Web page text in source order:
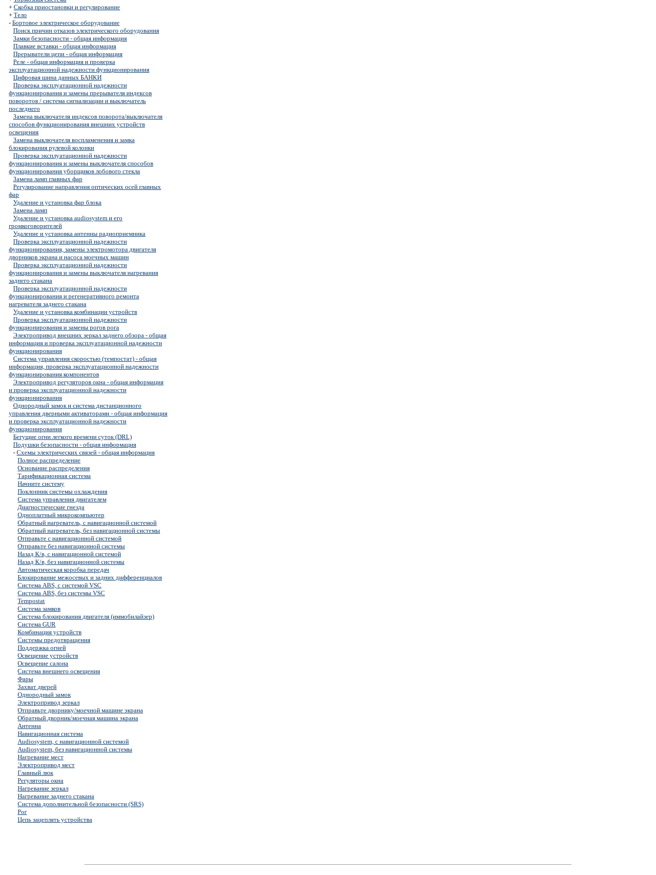
+ Скобка приостановки и регулирование
+ Тело
- Бортовое электрическое оборудование
Поиск причин отказов электрического оборудования
Замки безопасности - общая информация
Плавкие вставки - общая информация
Прерыватели цепи - общая информация
Реле - общая информация и проверка
эксплуатационной надежности функционирования
Цифровая шина данных БАНКИ
Проверка эксплуатационной надежности
функционирования и замены прерывателя индексов
поворотов / система сигнализации и выключатель
последнего
Замена выключателя индексов поворота/выключателя
способов функционирования внешних устройств
освещения
Замена выключателя воспламенения и замка
блокирования рулевой колонки
Проверка эксплуатационной надежности
функционирования и замены выключателя способов
функционирования уборщиков лобового стекла
Замена ламп главных фар
Регулирование направления оптических осей главных
фар
Удаление и установка фар блока
Замена ламп
Удаление и установка audiosystem и его
громкоговорителей
Удаление и установка антенны радиоприемника
Проверка эксплуатационной надежности
функционирования, замены электромотора двигателя
дворников экрана и насоса моечных машин
Проверка эксплуатационной надежности
функционирования и замены выключателя нагревания
заднего стакана
Проверка эксплуатационной надежности
функционирования и регенеративного ремонта
нагревателя заднего стакана
Удаление и установка комбинации устройств
Проверка эксплуатационной надежности
функционирования и замены рогов рога
Электропривод внешних зеркал заднего обзора - общая
информация и проверка эксплуатационной надежности
функционирования
Система управления скоростью (темпостат) - общая
информация, проверка эксплуатационной надежности
функционирования компонентов
Электропривод регуляторов окна - общая информация
и проверка эксплуатационной надежности
функционирования
Однородный замок и система дистанционного
управления дверными активаторами - общая информация
и проверка эксплуатационной надежности
функционирования
Бегущие огни легкого времени суток (DRL)
Подушки безопасности - общая информация
- Схемы электрических связей - общая информация
Полное распределение
Основание распределения
Тарификационная система
Начните систему
Поклонник системы охлаждения
Система управления двигателем
Диагностические гнезда
Одноплатный микрокомпьютер
Обратный нагреватель, с навигационной системой
Обратный нагреватель, без навигационной системы
Отправьте с навигационной системой
Отправьте без навигационной системы
Назад К/в, с навигационной системой
Назад К/в, без навигационной системы
Автоматическая коробка передач
Блокирование межосевых и задних дифференциалов
Система ABS, с системой VSC
Система ABS, без системы VSC
Tempostat
Система замков
Система блокирования двигателя (иммобилайзер)
Система GUR
Комбинация устройств
Системы предотвращения
Поддержка огней
Освещение устройств
Освещение салона
Система внешнего освещения
Фары
Захват дверей
Однородный замок
Электропривод зеркал
Отправьте дворнику/моечной машине экрана
Обратный дворник/моечная машина экрана
Антенна
Навигационная система
Audiosystem, с навигационной системой
Audiosystem, без навигационной системы
Нагревание мест
Электропривод мест
Главный люк
Регуляторы окна
Нагревание зеркал
Нагревание заднего стакана
Система дополнительной безопасности (SRS)
Рог
Цепь зацеплять устройства